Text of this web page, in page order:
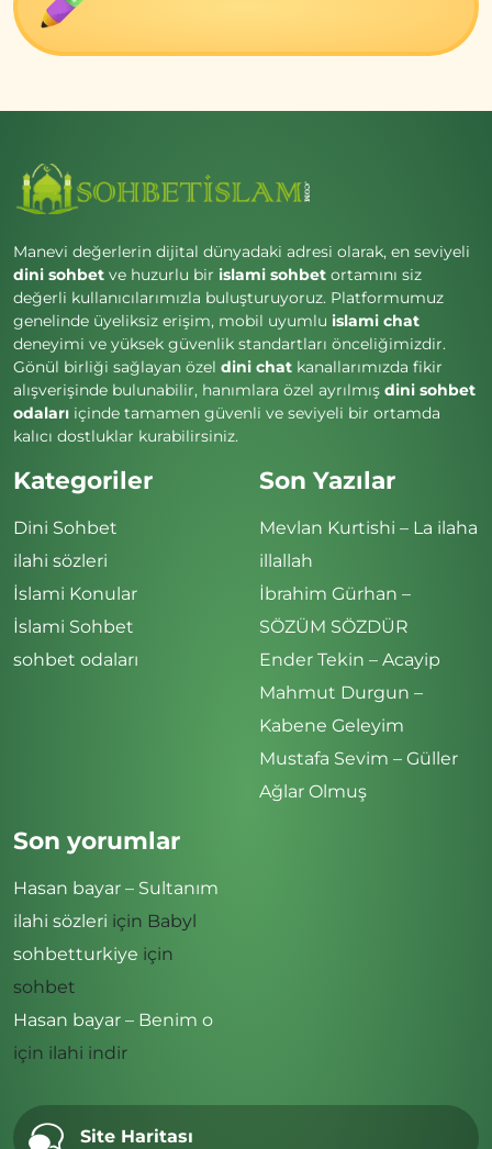
Manevi değerlerin dijital dünyadaki adresi olarak, en seviyeli
dini sohbet ve huzurlu bir islami sohbet ortamını siz
değerli kullanıcılarımızla buluşturuyoruz. Platformumuz
genelinde üyeliksiz erişim, mobil uyumlu islami chat
deneyimi ve yüksek güvenlik standartları önceliğimizdir.
Gönül birliği sağlayan özel dini chat kanallarımızda fikir
alışverişinde bulunabilir, hanımlara özel ayrılmış dini sohbet
odaları içinde tamamen güvenli ve seviyeli bir ortamda
kalıcı dostluklar kurabilirsiniz.
Kategoriler
Dini Sohbet
ilahi sözleri
İslami Konular
İslami Sohbet
sohbet odaları
Son Yazılar
Mevlan Kurtishi – La ilaha
illallah
İbrahim Gürhan –
SÖZÜM SÖZDÜR
Ender Tekin – Acayip
Mahmut Durgun –
Kabene Geleyim
Mustafa Sevim – Güller
Ağlar Olmuş
Son yorumlar
Hasan bayar – Sultanım
ilahi sözleri için Babyl
sohbetturkiye için
sohbet
Hasan bayar – Benim o
için ilahi indir
Site Haritası